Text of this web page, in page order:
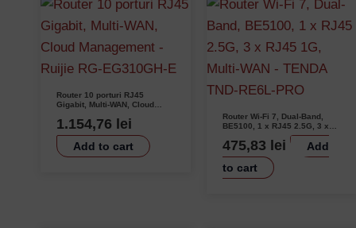
Router 10 porturi RJ45
Gigabit, Multi-WAN, Cloud
EG310GH-E
1.154,76 lei
Add to cart
Router Wi-Fi 7, Dual-Band,
BE5100, 1 x RJ45 2.5G, 3 x
RJ45 1G, Multi-WAN – TENDA
TND-RE6L-PRO
475,83 lei
Add
to cart